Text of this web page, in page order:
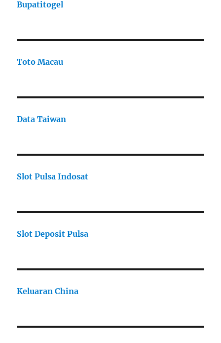
Bupatitogel
Toto Macau
Data Taiwan
Slot Pulsa Indosat
Slot Deposit Pulsa
Keluaran China